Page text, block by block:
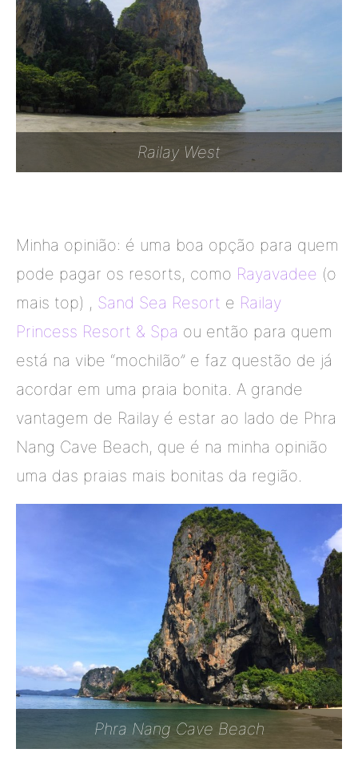
Railay West
Minha opinião: é uma boa opção para quem
pode pagar os resorts, como Rayavadee (o
mais top) , Sand Sea Resort e Railay
Princess Resort & Spa ou então para quem
está na vibe “mochilão” e faz questão de já
acordar em uma praia bonita. A grande
vantagem de Railay é estar ao lado de Phra
Nang Cave Beach, que é na minha opinião
uma das praias mais bonitas da região.
Phra Nang Cave Beach